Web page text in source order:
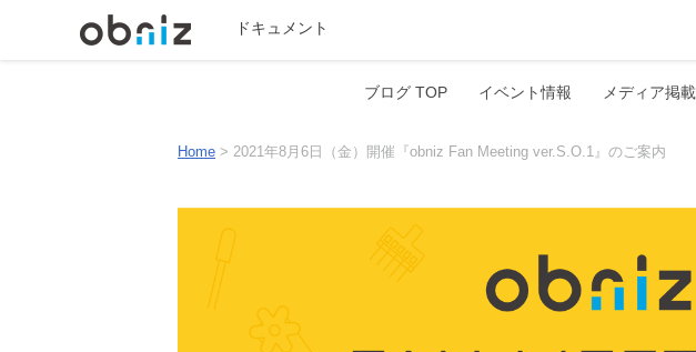
ドキュメント
ブログ TOP イベント情報 メディア掲載
Home > 2021年8月6日（金）開催『obniz Fan Meeting ver.S.O.1』のご案内